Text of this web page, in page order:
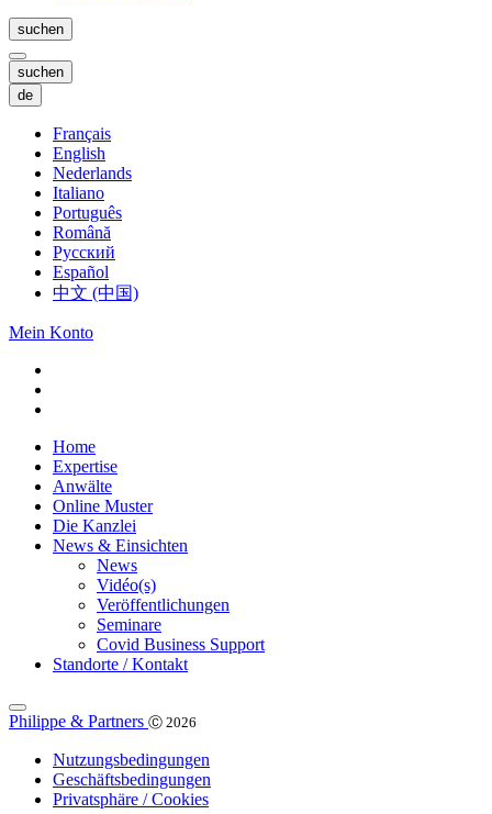
suchen
suchen
de
Français
English
Nederlands
Italiano
Português
Română
Русский
Español
中文 (中国)
Mein Konto
Home
Expertise
Anwälte
Online Muster
Die Kanzlei
News & Einsichten
News
Vidéo(s)
Veröffentlichungen
Seminare
Covid Business Support
Standorte / Kontakt
Philippe & Partners Ⓒ 2026
Nutzungsbedingungen
Geschäftsbedingungen
Privatsphäre / Cookies